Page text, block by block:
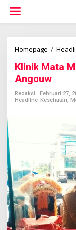
w
Homepage /
Klinik Mata
Angouw
Redaksi
Februari 27,
Headline, Kesehatan,